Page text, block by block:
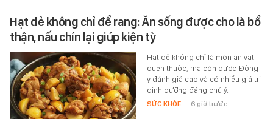
Hạt dẻ không chỉ để rang: Ăn sống được cho là bổ
thận, nấu chín lại giúp kiện tỳ
Hạt dẻ không chỉ là món ăn vặt
quen thuộc, mà còn được Đông
y đánh giá cao và có nhiều giá trị
dinh dưỡng đáng chú ý.
SỨC KHỎE - 6 giờ trước